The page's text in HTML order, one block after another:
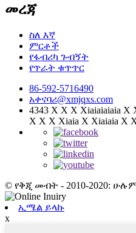
መረጃ
ስለ እኛ
ምርቶች
የፋብሪካ ጉብኝት
የጥራት ቁጥጥር
86-592-5716490
አቀናባሪ@xmjqxs.com
4343 X X X Xiaiaiaiaia
X X X Xiaia X Xiaiaia X
© የቅጂ መብት - 2010-2020:
ኢሜል ይላኩ
x